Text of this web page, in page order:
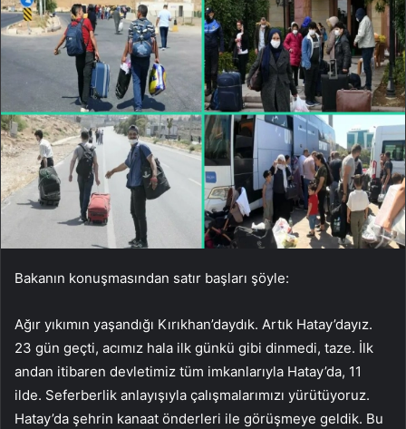
Bakanın konuşmasından satır başları şöyle:
Ağır yıkımın yaşandığı Kırıkhan’daydık. Artık Hatay’dayız.
23 gün geçti, acımız hala ilk günkü gibi dinmedi, taze. İlk
andan itibaren devletimiz tüm imkanlarıyla Hatay’da, 11
ilde. Seferberlik anlayışıyla çalışmalarımızı yürütüyoruz.
Hatay’da şehrin kanaat önderleri ile görüşmeye geldik. Bu